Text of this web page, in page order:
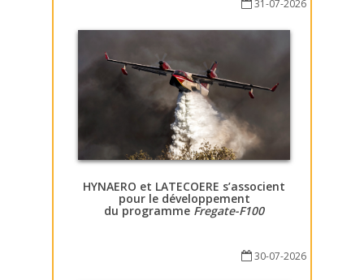
31-07-2026
HYNAERO et LATECOERE s’associent
pour le développement
du programme Fregate-F100
30-07-2026